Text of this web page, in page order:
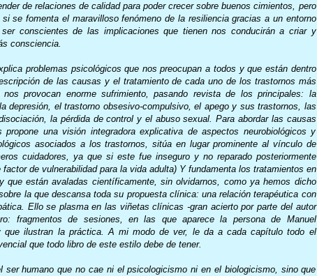
de relaciones de calidad para poder crecer sobre buenos cimientos, pero
se fomenta el maravilloso fenómeno de la resiliencia gracias a un entorno
conscientes de las implicaciones que tienen nos conducirán a criar y
consciencia.
problemas psicológicos que nos preocupan a todos y que están dentro
de las causas y el tratamiento de cada uno de los trastornos más
provocan enorme sufrimiento, pasando revista de los principales: la
depresión, el trastorno obsesivo-compulsivo, el apego y sus trastornos, las
la pérdida de control y el abuso sexual. Para abordar las causas
una visión integradora explicativa de aspectos neurobiológicos y
asociados a los trastornos, sitúa en lugar prominente al vínculo de
cuidadores, ya que si este fue inseguro y no reparado posteriormente
de vulnerabilidad para la vida adulta) Y fundamenta los tratamientos en
que están avaladas científicamente, sin olvidarnos, como ya hemos dicho
la que descansa toda su propuesta clínica: una relación terapéutica con
Ello se plasma en las viñetas clínicas -gran acierto por parte del autor
fragmentos de sesiones, en las que aparece la persona de Manuel
que ilustran la práctica. A mi modo de ver, le da a cada capítulo todo el
que todo libro de este estilo debe de tener.
ser humano que no cae ni el psicologicismo ni en el biologicismo, sino que